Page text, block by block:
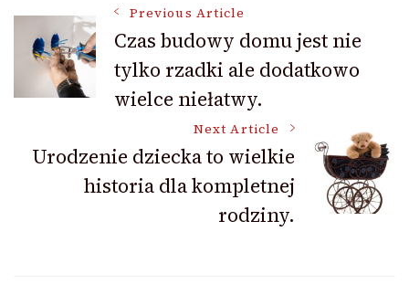
Post
Navigation
Previous Article
Czas budowy domu jest nie
tylko rzadki ale dodatkowo
wielce niełatwy.
Next Article
Urodzenie dziecka to wielkie
historia dla kompletnej
rodziny.